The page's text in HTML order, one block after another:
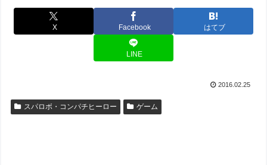
X Facebook はてブ
LINE
2016.02.25
スパロボ・コンパチヒーロー ゲーム